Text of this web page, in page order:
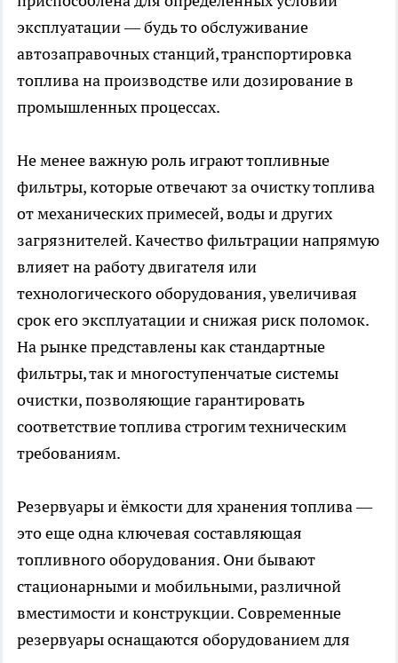
эксплуатации — будь то обслуживание
автозаправочных станций, транспортировка
топлива на производстве или дозирование в
промышленных процессах.
Не менее важную роль играют топливные
фильтры, которые отвечают за очистку топлива
от механических примесей, воды и других
загрязнителей. Качество фильтрации напрямую
влияет на работу двигателя или
технологического оборудования, увеличивая
срок его эксплуатации и снижая риск поломок.
На рынке представлены как стандартные
фильтры, так и многоступенчатые системы
очистки, позволяющие гарантировать
соответствие топлива строгим техническим
требованиям.
Резервуары и ёмкости для хранения топлива —
это еще одна ключевая составляющая
топливного оборудования. Они бывают
стационарными и мобильными, различной
вместимости и конструкции. Современные
резервуары оснащаются оборудованием для